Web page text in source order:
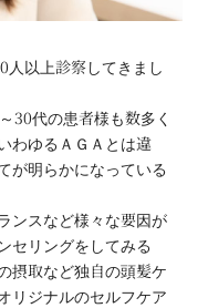
人以上診察してきまし
30代の患者様も数多く
わゆるＡＧＡとは違
が明らかになっている
ンスなど様々な要因が
セリングをしてみる
摂取など独自の頭髪ケ
リジナルのセルフケア